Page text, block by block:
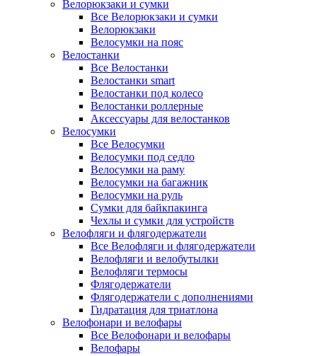
Велорюкзаки и сумки
Все Велорюкзаки и сумки
Велорюкзаки
Велосумки на пояс
Велостанки
Все Велостанки
Велостанки smart
Велостанки под колесо
Велостанки роллерные
Аксессуары для велостанков
Велосумки
Все Велосумки
Велосумки под седло
Велосумки на раму
Велосумки на багажник
Велосумки на руль
Сумки для байкпакинга
Чехлы и сумки для устройств
Велофляги и флягодержатели
Все Велофляги и флягодержатели
Велофляги и велобутылки
Велофляги термосы
Флягодержатели
Флягодержатели с дополнениями
Гидратация для триатлона
Велофонари и велофары
Все Велофонари и велофары
Велофары